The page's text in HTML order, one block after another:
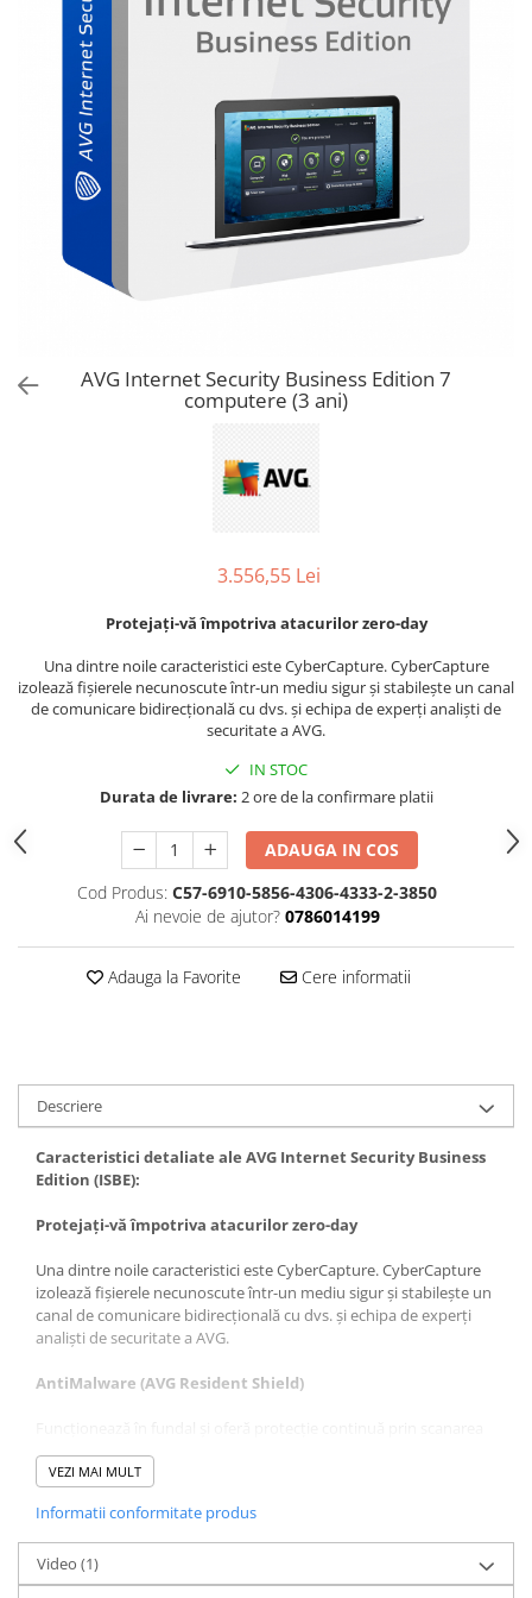
AVAST Driver Updater
AVAST SecureLine VPN
AVAST AntiTrack Premium
AVG Internet Security Business Edition 7
computere (3 ani)
3.556,55 Lei
Protejați-vă împotriva atacurilor zero-day
Una dintre noile caracteristici este CyberCapture. CyberCapture
izolează fișierele necunoscute într-un mediu sigur și stabilește un canal
de comunicare bidirecțională cu dvs. și echipa de experți analiști de
securitate a AVG.
IN STOC
Durata de livrare: 2 ore de la confirmare platii
ADAUGA IN COS
Cod Produs: C57-6910-5856-4306-4333-2-3850
Ai nevoie de ajutor? 0786014199
Adauga la Favorite Cere informatii
Descriere
Caracteristici detaliate ale AVG Internet Security Business
Edition (ISBE):
Protejați-vă împotriva atacurilor zero-day
Una dintre noile caracteristici este CyberCapture. CyberCapture
izolează fișierele necunoscute într-un mediu sigur și stabilește un
canal de comunicare bidirecțională cu dvs. și echipa de experți
analiști de securitate a AVG.
AntiMalware (AVG Resident Shield)
fișierelor de sistem și ajută la detectarea, eliminarea și prevenirea
răspândirii virușilor, viermilor sau troienilor.
AVG Anti-Spyware
Ajută la protejarea identității clientului dvs. împotriva
programelor spyware și adware care urmăresc informațiile
VEZI MAI MULT
Informatii conformitate produs
Video (1)